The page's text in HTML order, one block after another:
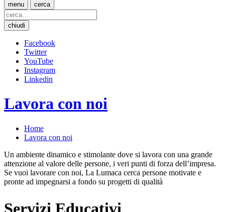
menu cerca
chiudi
Facebook
Twitter
YouTube
Instagram
Linkedin
Lavora con noi
Home
Lavora con noi
Un ambiente dinamico e stimolante dove si lavora con una grande
attenzione al valore delle persone, i veri punti di forza dell’impresa.
Se vuoi lavorare con noi, La Lumaca cerca persone motivate e
pronte ad impegnarsi a fondo su progetti di qualità